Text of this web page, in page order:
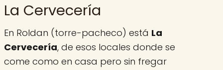
La Cervecería
En Roldan (torre-pacheco) está La
Cervecería, de esos locales donde se
come como en casa pero sin fregar